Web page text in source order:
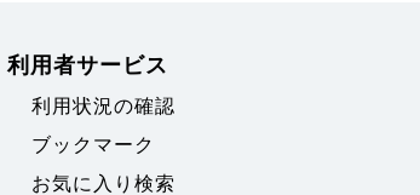
利用者サービス
利用状況の確認
ブックマーク
お気に入り検索